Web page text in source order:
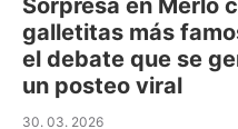
Sorpresa en Merlo
galletitas más
el debate que se
un posteo viral
30. 03. 2026